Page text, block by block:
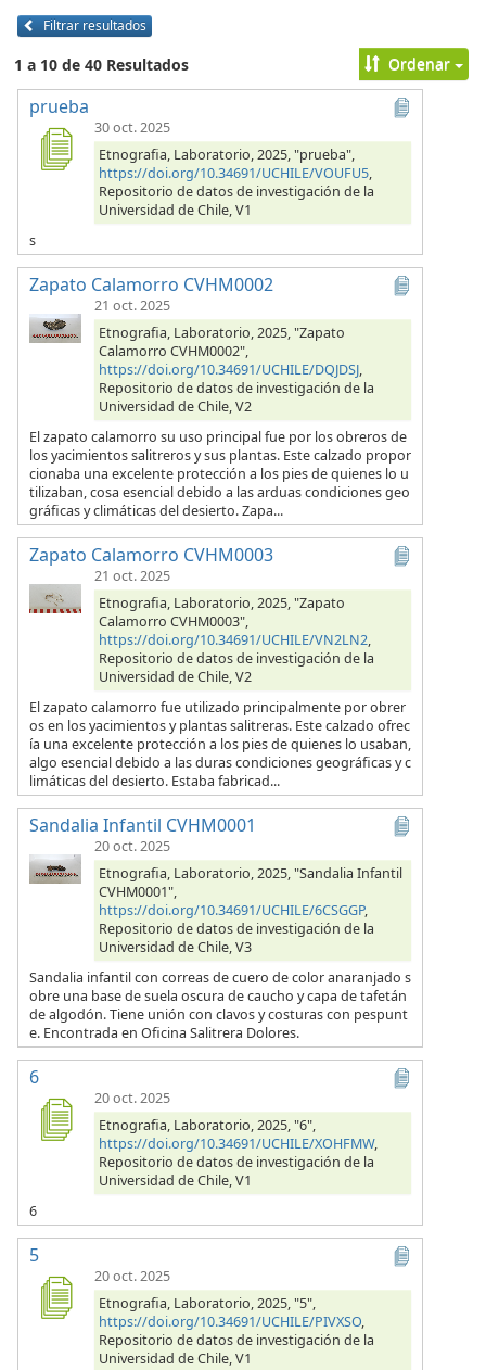
Filtrar resultados
1 a 10 de 40 Resultados Ordenar
prueba
30 oct. 2025
Etnografia, Laboratorio, 2025, "prueba",
https://doi.org/10.34691/UCHILE/VOUFU5,
Repositorio de datos de investigación de la
Universidad de Chile, V1
s
Zapato Calamorro CVHM0002
21 oct. 2025
Etnografia, Laboratorio, 2025, "Zapato
Calamorro CVHM0002",
https://doi.org/10.34691/UCHILE/DQJDSJ,
Repositorio de datos de investigación de la
Universidad de Chile, V2
El zapato calamorro su uso principal fue por los obreros de
los yacimientos salitreros y sus plantas. Este calzado propor
cionaba una excelente protección a los pies de quienes lo u
tilizaban, cosa esencial debido a las arduas condiciones geo
gráficas y climáticas del desierto. Zapa...
Zapato Calamorro CVHM0003
21 oct. 2025
Etnografia, Laboratorio, 2025, "Zapato
Calamorro CVHM0003",
https://doi.org/10.34691/UCHILE/VN2LN2,
Repositorio de datos de investigación de la
Universidad de Chile, V2
El zapato calamorro fue utilizado principalmente por obrer
os en los yacimientos y plantas salitreras. Este calzado ofrec
ía una excelente protección a los pies de quienes lo usaban,
algo esencial debido a las duras condiciones geográficas y c
limáticas del desierto. Estaba fabricad...
Sandalia Infantil CVHM0001
20 oct. 2025
Etnografia, Laboratorio, 2025, "Sandalia Infantil
CVHM0001",
https://doi.org/10.34691/UCHILE/6CSGGP,
Repositorio de datos de investigación de la
Universidad de Chile, V3
Sandalia infantil con correas de cuero de color anaranjado s
obre una base de suela oscura de caucho y capa de tafetán
de algodón. Tiene unión con clavos y costuras con pespunt
e. Encontrada en Oficina Salitrera Dolores.
6
20 oct. 2025
Etnografia, Laboratorio, 2025, "6",
https://doi.org/10.34691/UCHILE/XOHFMW,
Repositorio de datos de investigación de la
Universidad de Chile, V1
6
5
20 oct. 2025
Etnografia, Laboratorio, 2025, "5",
https://doi.org/10.34691/UCHILE/PIVXSO,
Repositorio de datos de investigación de la
Universidad de Chile, V1